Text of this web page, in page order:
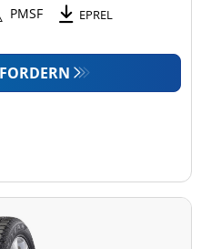
PMSF EPREL